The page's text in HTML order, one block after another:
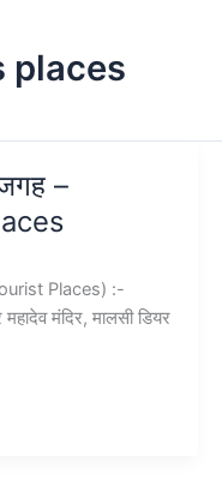
places
–
Places) :-
मंदिर, मालसी डियर